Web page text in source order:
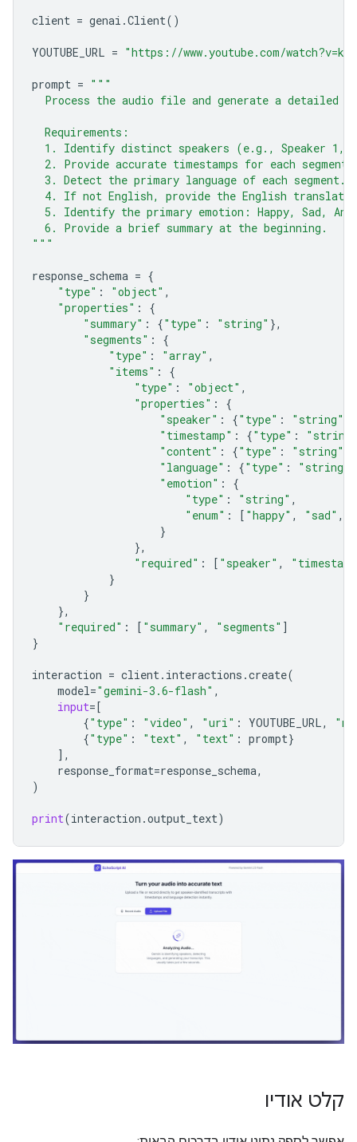
client = genai .Client()
YOUTUBE_URL = "https://www.youtube.com/watch?v=ku-
prompt = """
Process the audio file and generate a detailed
  Requirements:
1. Identify distinct speakers (e.g., Speaker 1,
2. Provide accurate timestamps for each segment
  3. Detect the primary language of each segment.
4. If not English, provide the English
5. Identify the primary emotion: Happy, Sad,
  6. Provide a brief summary at the beginning.
"""
response_schema = {
"type" : "object" ,
"properties" :
{
"summary" : {"type" : "string" },
"segments" :
{
"type" : "array" ,
"items" :
{
"type" : "object" ,
"properties" :
{
"speaker" : {"type" : "string"
"timestamp" : {"type" :
"content" : {"type" : "string"
"language" : {"type" : "string"
"emotion" :
{
"type" : "string" ,
"enum" : [ "happy" , "sad" ,
}
},
"required" : [ "speaker" ,
}
}
},
"required" : [ "summary" , "segments" ]
}
interaction = client. interactions .create(
model="gemini-3.6-flash" ,
input=[
{"type" : "video" , "uri" : YOUTUBE_URL,
{"type" : "text" , "text" : prompt}
],
response_format=response_schema,
)
print(interaction .output_text)
קלט אודיו